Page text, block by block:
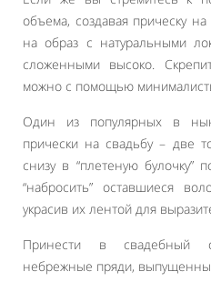
объема, создавая прическу
на образ с натуральными
сложенными высоко.
можно с помощью
Один из популярных в
прически на свадьбу – две
снизу в “плетеную булочку”
“набросить” оставшиеся
украсив их лентой для
Принести в свадебный
небрежные пряди,